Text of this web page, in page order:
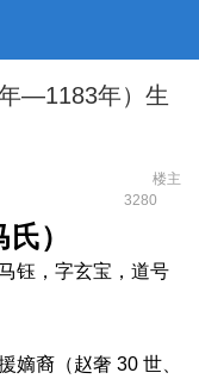
—1183年）生
楼主
3280
）
钰，字玄宝，道号
裔（赵奢 30 世、